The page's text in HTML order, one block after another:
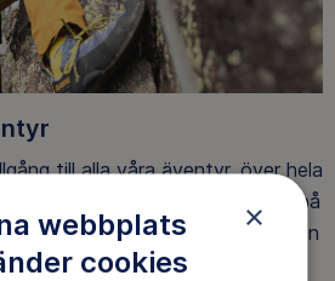
till alla våra äventyr, över hela
guidar barn, unga och vuxna på
i skogen, på vattnet, snön, isen
×
webbplats
cookies